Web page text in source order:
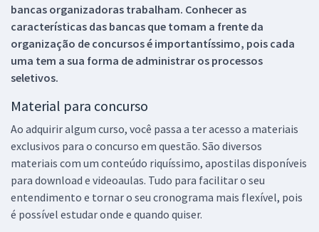
bancas organizadoras trabalham. Conhecer as
características das bancas que tomam a frente da
organização de concursos é importantíssimo, pois cada
uma tem a sua forma de administrar os processos
seletivos.
Material para concurso
Ao adquirir algum curso, você passa a ter acesso a materiais
exclusivos para o concurso em questão. São diversos
materiais com um conteúdo riquíssimo, apostilas disponíveis
para download e videoaulas. Tudo para facilitar o seu
entendimento e tornar o seu cronograma mais flexível, pois
é possível estudar onde e quando quiser.